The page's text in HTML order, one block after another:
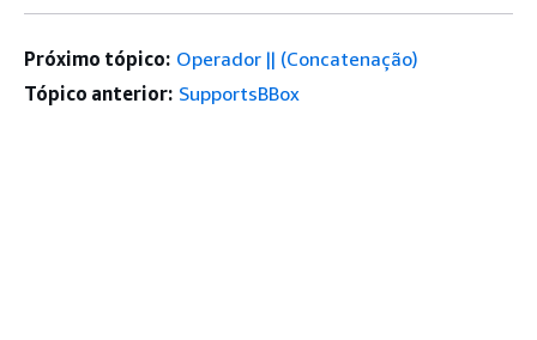
Próximo tópico: Operador || (Concatenação)
Tópico anterior: SupportsBBox